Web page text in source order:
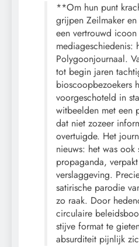
**Om hun punt
grijpen Zeilmaker
een vertrouwd
mediageschiedenis:
Polygoonjournaal.
tot begin jaren
bioscoopbezoekers
voorgeschoteld in
witbeelden met een
dat niet zozeer
overtuigde. Het
nieuws: het was ook
propaganda,
verslaggeving.
satirische parodie
zo raak. Door
circulaire
stijve format te
absurditeit pijnlijk